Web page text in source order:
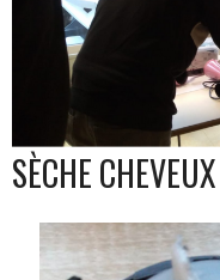
SÈCHE CHEVEUX